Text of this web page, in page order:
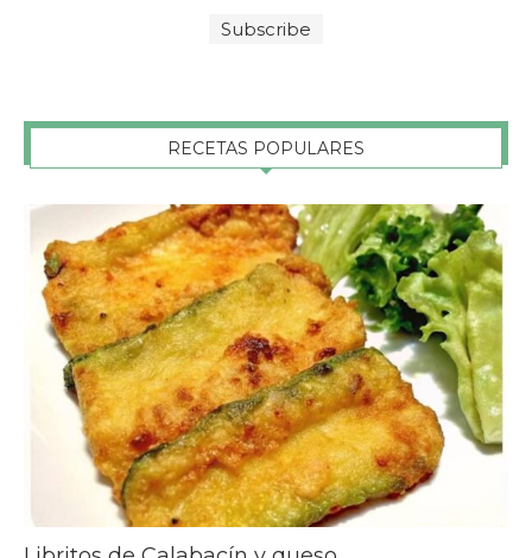
RECETAS POPULARES